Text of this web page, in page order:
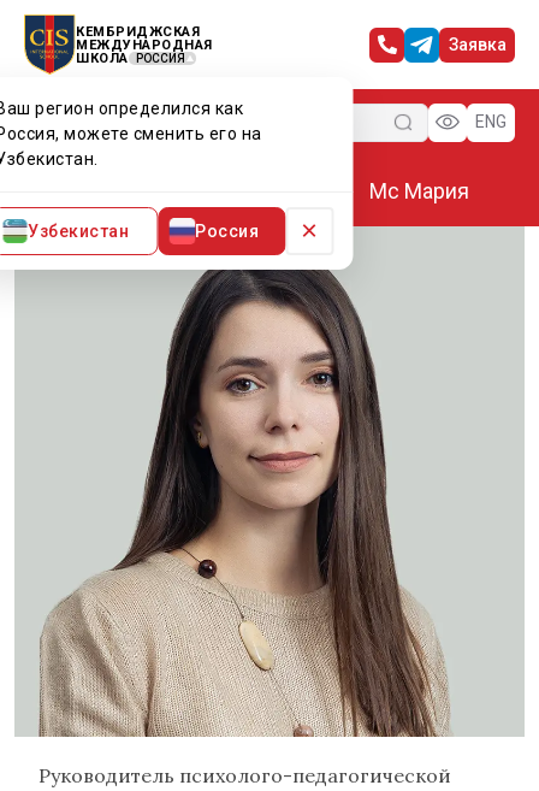
КЕМБРИДЖСКАЯ
МЕЖДУНАРОДНАЯ
ШКОЛА
РОССИЯ
регион определился как
можете сменить его на
Узбекистан Россия ×
Заявка
Меню ENG
Мс Мария
Руководитель психолого-педагогической